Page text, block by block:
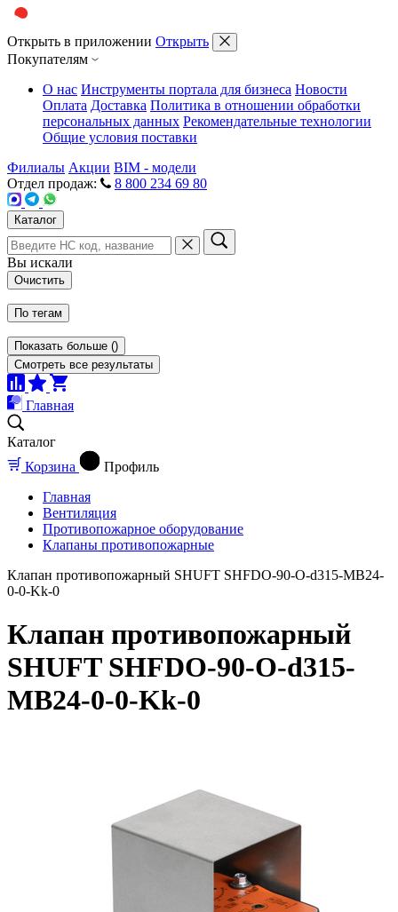
Открыть в приложении Открыть
Покупателям
О нас Инструменты портала для бизнеса Новости
Оплата Доставка Политика в отношении обработки
персональных данных Рекомендательные технологии
Общие условия поставки
Филиалы Акции BIM - модели
Отдел продаж:
8 800 234 69 80
Каталог
Вы искали
Очистить
По тегам
Показать больше ()
Смотреть все результаты
Главная
Каталог
Корзина
Профиль
Главная
Вентиляция
Противопожарное оборудование
Клапаны противопожарные
Клапан противопожарный SHUFT SHFDO-90-O-d315-MB24-
0-0-Kk-0
Клапан противопожарный
SHUFT SHFDO-90-O-d315-
MB24-0-0-Kk-0